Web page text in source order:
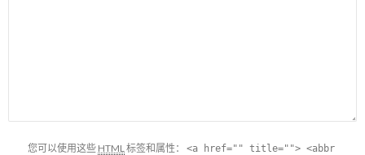
您可以使用这些 HTML标签和属性： <a href="" title=""> <abbr